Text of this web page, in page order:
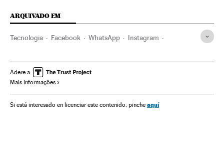
ARQUIVADO EM
Tecnologia Facebook WhatsApp Instagram
Mark Zuckerberg Informática
Adere a
Mais informações
Si está interesado en licenciar este contenido, pinche aquí